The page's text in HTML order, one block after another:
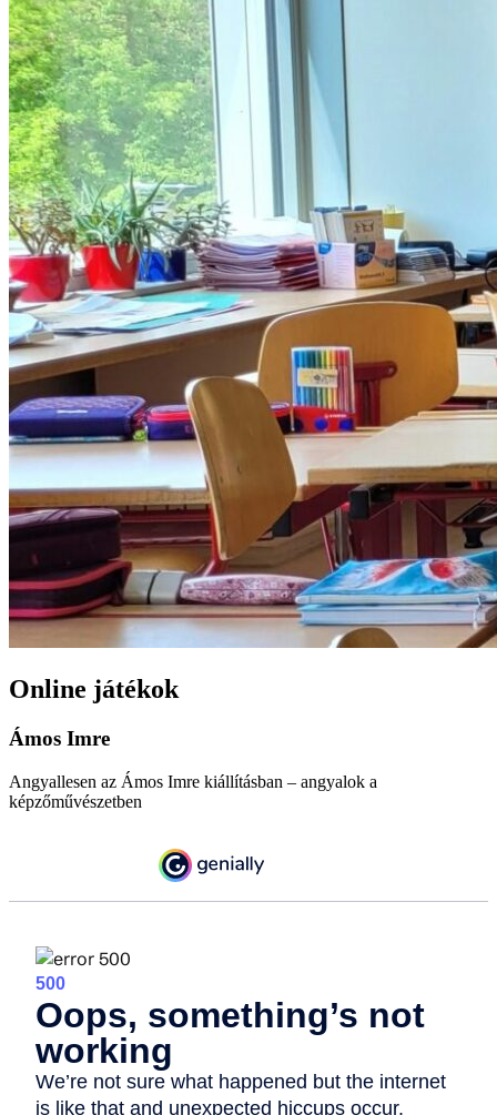
Online játékok
Ámos Imre
Angyallesen az Ámos Imre kiállításban – angyalok a
képzőművészetben